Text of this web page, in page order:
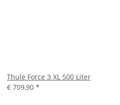
Thule Force 3 XL 500 Liter
€ 709,90 *